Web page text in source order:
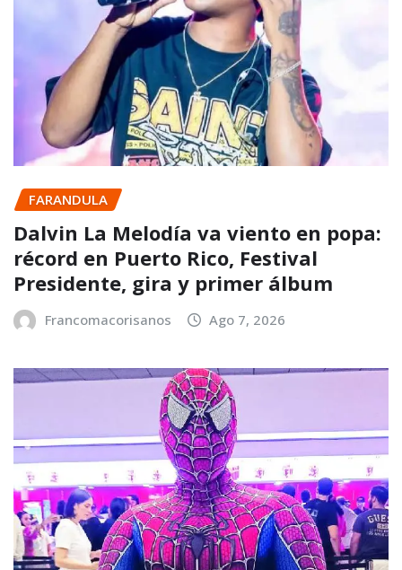
FARANDULA
Dalvin La Melodía va viento en popa:
récord en Puerto Rico, Festival
Presidente, gira y primer álbum
Francomacorisanos Ago 7, 2026